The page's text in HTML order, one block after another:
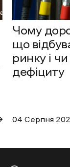
Чому
що
ринку і
дефіциту
04 Cерпня